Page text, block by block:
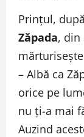
Prinţul,
Zăpada, din
– Albă ca
orice pe
nu ţi-a mai
Auzind